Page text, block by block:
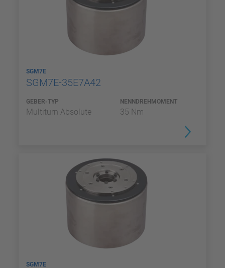
SGM7E
SGM7E-35E7A42
GEBER-TYP
Multiturn Absolute
NENNDREHMOMENT
35 Nm
SGM7E